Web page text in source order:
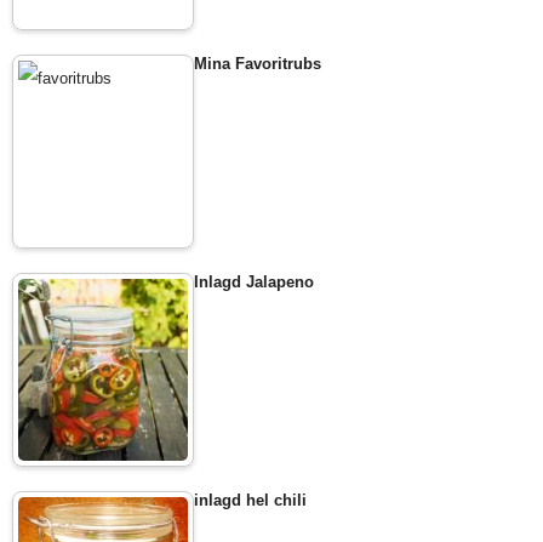
Mina Favoritrubs
Inlagd Jalapeno
inlagd hel chili